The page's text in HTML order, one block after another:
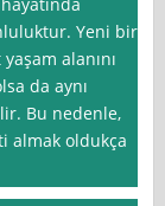
Yeni bir
alanını
da aynı
Bu nedenle,
almak oldukça